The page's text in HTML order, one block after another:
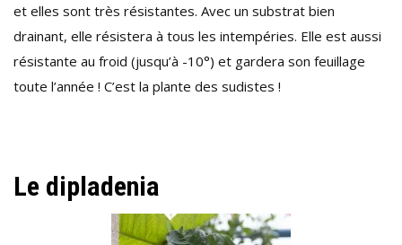
et elles sont très résistantes. Avec un substrat bien
drainant, elle résistera à tous les intempéries. Elle est aussi
résistante au froid (jusqu’à -10°) et gardera son feuillage
toute l’année ! C’est la plante des sudistes !
Le dipladenia